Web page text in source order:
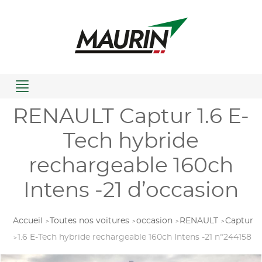
Menu
RENAULT Captur 1.6 E-
Tech hybride
rechargeable 160ch
Intens -21 d’occasion
Accueil Toutes nos voitures occasion RENAULT
Captur
1.6 E-Tech hybride rechargeable 160ch Intens -21 n°244158